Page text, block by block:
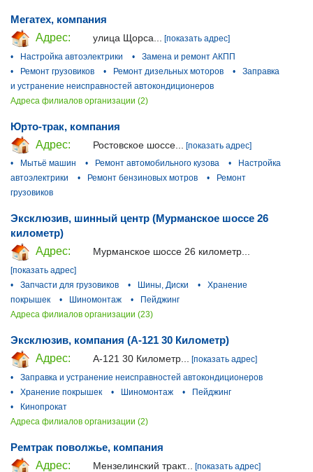
Мегатех, компания
Адрес:
улица Щорса...
[показать адрес]
•
Настройка автоэлектрики •
Замена и ремонт АКПП
•
Ремонт грузовиков • Ремонт дизельных моторов •
Заправка
и устранение неисправностей автокондиционеров
Адреса филиалов организации (2)
Юрто-трак, компания
Адрес:
Ростовское шоссе...
[показать адрес]
•
Мытьё машин • Ремонт автомобильного кузова •
Настройка
автоэлектрики
• Ремонт бензиновых мотров •
Ремонт
грузовиков
Эксклюзив, шинный центр (Мурманское шоссе 26
километр)
Адрес:
Мурманское шоссе 26 километр...
[показать адрес]
•
Запчасти для грузовиков • Шины, Диски •
Хранение
покрышек
• Шиномонтаж •
Пейджинг
Адреса филиалов организации (23)
Эксклюзив, компания (А-121 30 Километр)
Адрес:
А-121 30 Километр...
[показать адрес]
•
Заправка и устранение неисправностей автокондиционеров
•
Хранение покрышек • Шиномонтаж •
Пейджинг
•
Кинопрокат
Адреса филиалов организации (2)
Ремтрак поволжье, компания
Адрес:
Мензелинский тракт...
[показать адрес]